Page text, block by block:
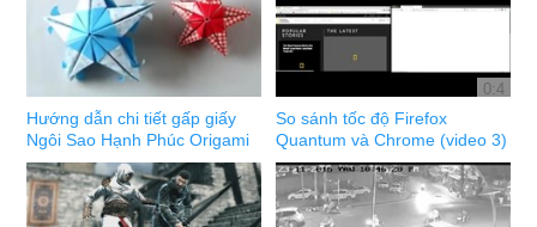
Hướng dẫn chi tiết gấp giấy
Ngôi Sao Hạnh Phúc Origami
0:4
So sánh tốc độ Firefox
Quantum và Chrome (video 3)